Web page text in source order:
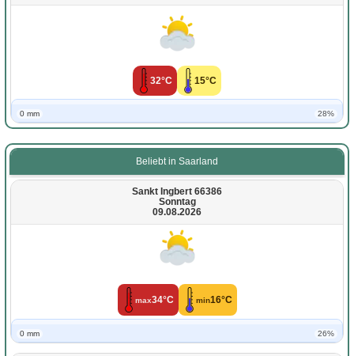
32°C 15°C
0 mm 28%
Beliebt in Saarland
Sankt Ingbert 66386
Sonntag
09.08.2026
max34°C min16°C
0 mm 26%